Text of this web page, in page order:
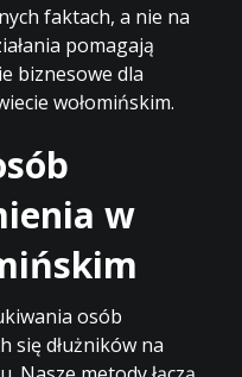
faktach, a nie na
pomagają
biznesowe dla
wołomińskim.
w
osób
się dłużników na